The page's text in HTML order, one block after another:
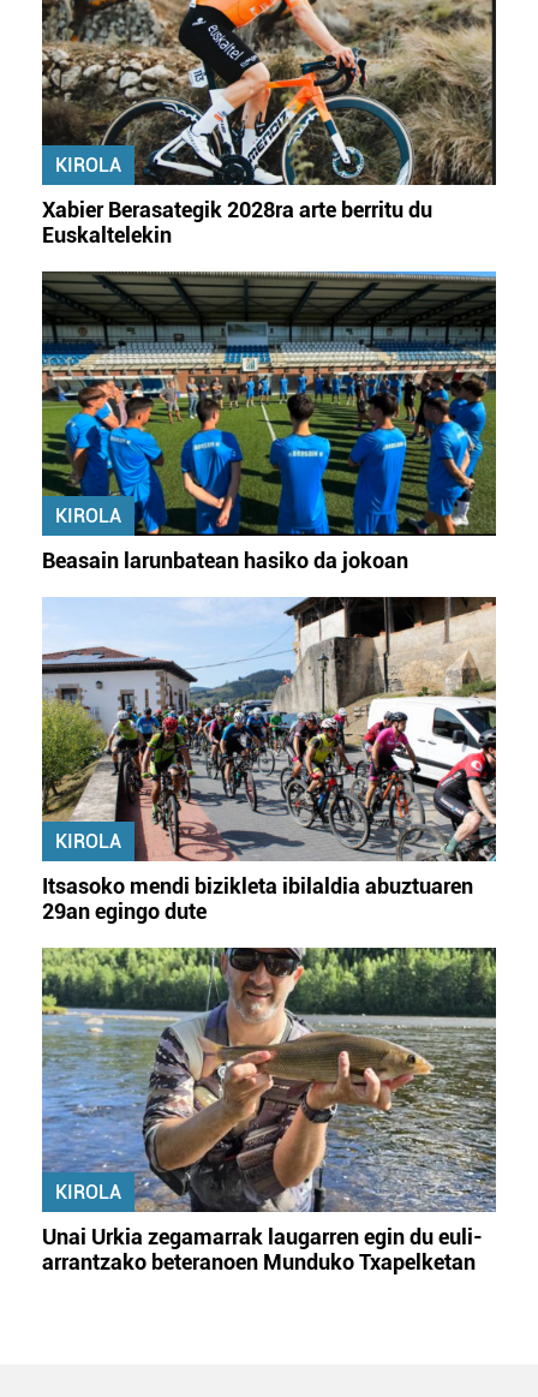
KIROLA
Xabier Berasategik 2028ra arte berritu du
Euskaltelekin
KIROLA
Beasain larunbatean hasiko da jokoan
KIROLA
Itsasoko mendi bizikleta ibilaldia abuztuaren
29an egingo dute
KIROLA
Unai Urkia zegamarrak laugarren egin du euli-
arrantzako beteranoen Munduko Txapelketan